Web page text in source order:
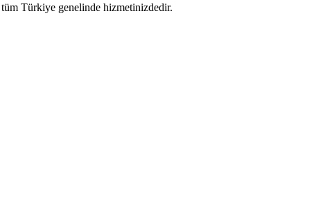
Türkiye genelinde hizmetinizdedir.